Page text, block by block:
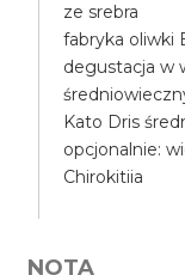
ze srebra
fabryka oliwki
degustacja w
Kato Dris
opcjonalnie:
Chirokitiia
NOTA